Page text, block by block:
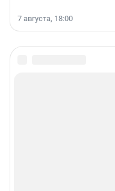
7 августа, 18:00